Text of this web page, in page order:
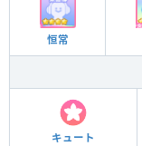
恒常
キュート